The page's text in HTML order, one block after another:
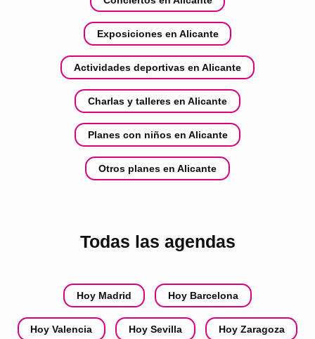
Exposiciones en Alicante
Actividades deportivas en Alicante
Charlas y talleres en Alicante
Planes con niños en Alicante
Otros planes en Alicante
Todas las agendas
Hoy Madrid Hoy Barcelona
Hoy Valencia Hoy Sevilla Hoy Zaragoza